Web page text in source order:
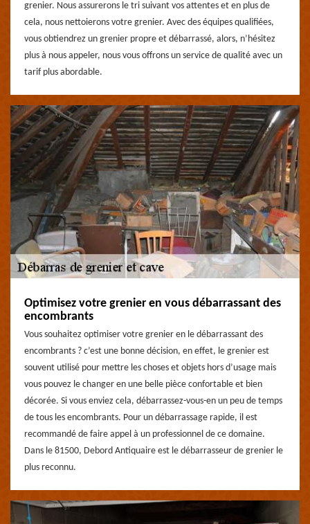
grenier. Nous assurerons le tri suivant vos attentes et en plus de
cela, nous nettoierons votre grenier. Avec des équipes qualifiées,
vous obtiendrez un grenier propre et débarrassé, alors, n’hésitez
plus à nous appeler, nous vous offrons un service de qualité avec un
tarif plus abordable.
Optimisez votre grenier en vous débarrassant des
encombrants
Vous souhaitez optimiser votre grenier en le débarrassant des
encombrants ? c’est une bonne décision, en effet, le grenier est
souvent utilisé pour mettre les choses et objets hors d’usage mais
vous pouvez le changer en une belle pièce confortable et bien
décorée. Si vous enviez cela, débarrassez-vous-en un peu de temps
de tous les encombrants. Pour un débarrassage rapide, il est
recommandé de faire appel à un professionnel de ce domaine.
Dans le 81500, Debord Antiquaire est le débarrasseur de grenier le
plus reconnu.